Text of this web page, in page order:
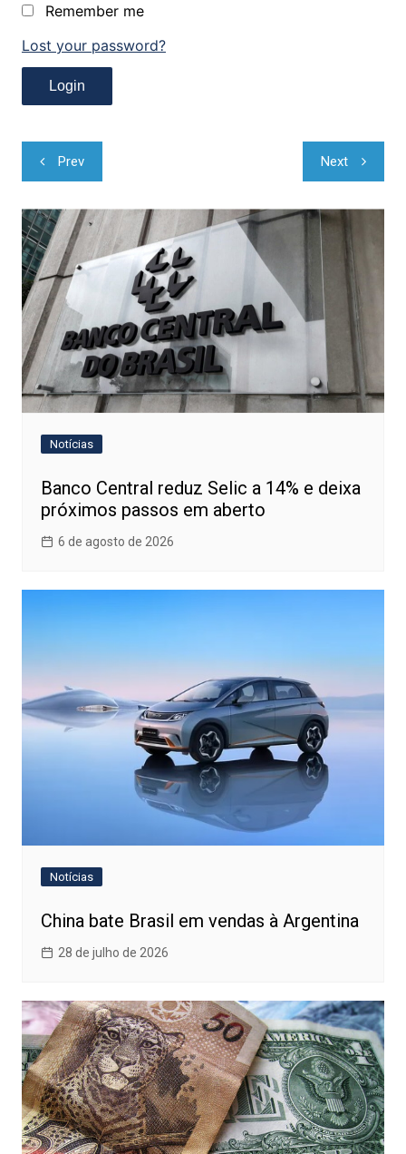
Remember me
Lost your password?
Navegação
de
Post
Prev Next
Notícias
Banco Central reduz Selic a 14% e deixa
próximos passos em aberto
6 de agosto de 2026
Notícias
China bate Brasil em vendas à Argentina
28 de julho de 2026